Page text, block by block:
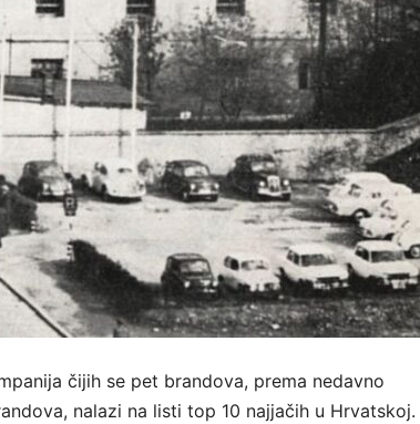
čijih se pet brandova, prema nedavno
nalazi na listi top 10 najjačih u Hrvatskoj.